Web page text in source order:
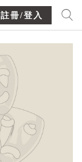
註冊/登入